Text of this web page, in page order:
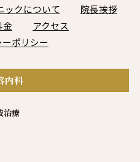
ックについて
院長挨拶
金
アクセス
ポリシー
内科
治療